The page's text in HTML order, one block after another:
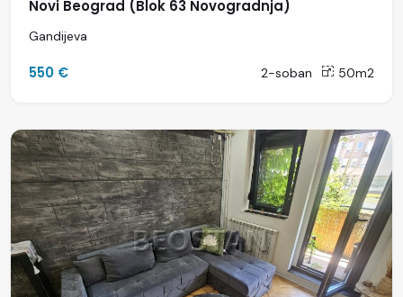
Novi Beograd (Blok 63 Novogradnja)
Gandijeva
550 € 2-soban 50m2